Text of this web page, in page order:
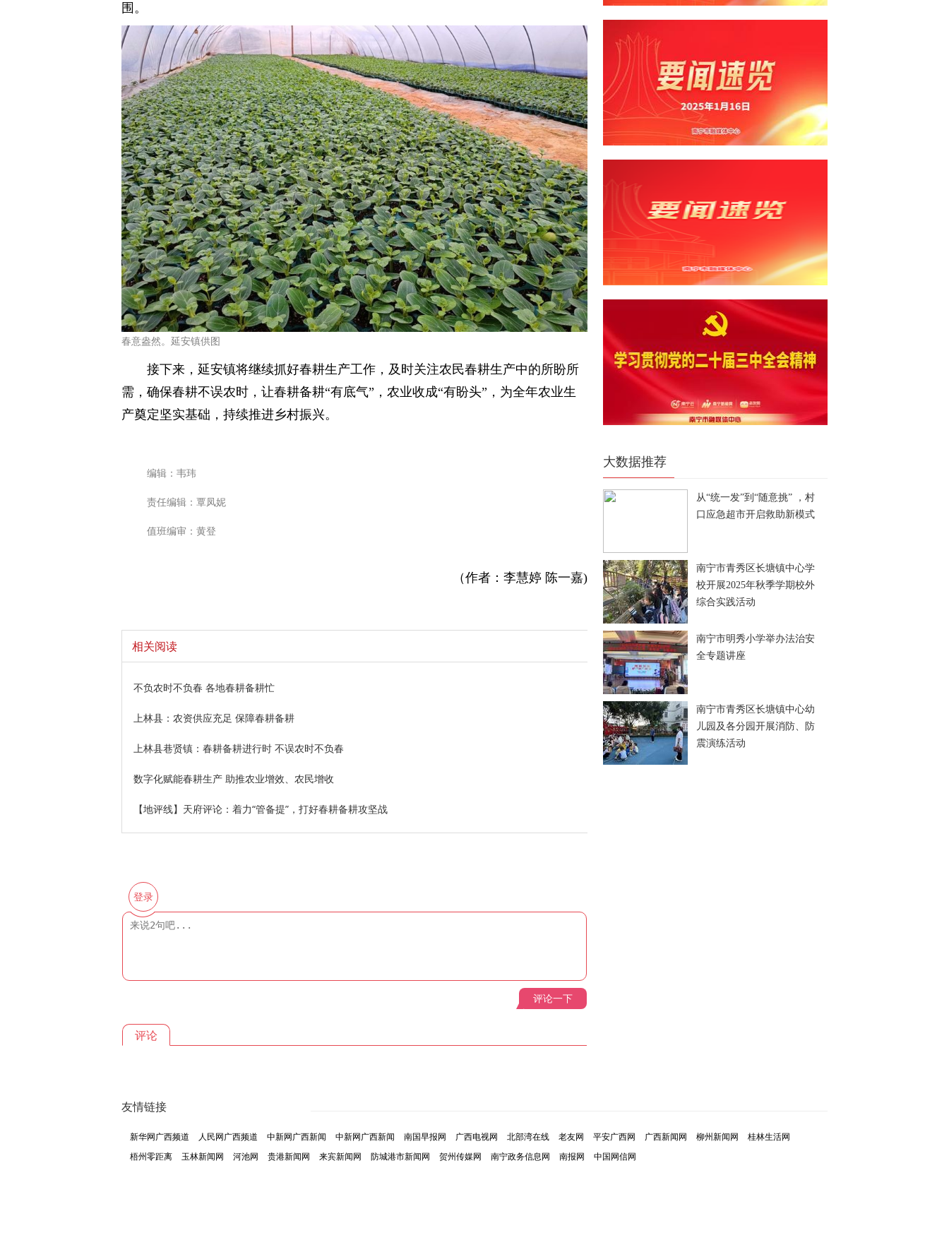
围。
春意盎然。延安镇供图
接下来，延安镇将继续抓好春耕生产工作，及时关注农民春耕生产中的所盼所
需，确保春耕不误农时，让春耕备耕“有底气”，农业收成“有盼头”，为全年农业生
产奠定坚实基础，持续推进乡村振兴。
编辑：韦玮
责任编辑：覃凤妮
值班编审：黄登
（作者：李慧婷 陈一嘉)
相关阅读
不负农时不负春 各地春耕备耕忙
上林县：农资供应充足 保障春耕备耕
上林县巷贤镇：春耕备耕进行时 不误农时不负春
数字化赋能春耕生产 助推农业增效、农民增收
【地评线】天府评论：着力“管备提”，打好春耕备耕攻坚战
登录
评论一下
评论
大数据推荐
从“统一发”到“随意挑” ，村
口应急超市开启救助新模式
南宁市青秀区长塘镇中心学
校开展2025年秋季学期校外
综合实践活动
南宁市明秀小学举办法治安
全专题讲座
南宁市青秀区长塘镇中心幼
儿园及各分园开展消防、防
震演练活动
友情链接
新华网广西频道 人民网广西频道 中新网广西新闻 中新网广西新闻 南国早报网 广西电视网 北部湾在线 老友网 平安广西网 广西新闻网 柳州新闻网
桂林生活网
梧州零距离
玉林新闻网 河池网 贵港新闻网 来宾新闻网 防城港市新闻网 贺州传媒网 南宁政务信息网 南报网 中国网信网